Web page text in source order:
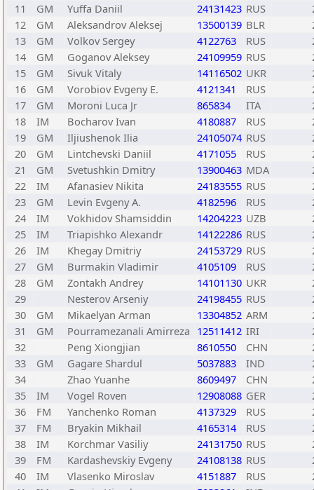
11
GM Yuffa Daniil 24131423 RUS
12
GM Aleksandrov Aleksej 13500139 BLR
13
GM Volkov Sergey 4122763 RUS
14
GM Goganov Aleksey 24109959 RUS
15
GM Sivuk Vitaly 14116502 UKR
16
GM Vorobiov Evgeny E. 4121341 RUS
17
GM Moroni Luca Jr 865834 ITA
18
IM Bocharov Ivan 4180887 RUS
19
GM Iljiushenok Ilia 24105074 RUS
20
GM Lintchevski Daniil 4171055 RUS
21
GM Svetushkin Dmitry 13900463 MDA
22
IM Afanasiev Nikita 24183555 RUS
23
GM Levin Evgeny A. 4182596 RUS
24
IM Vokhidov Shamsiddin 14204223 UZB
25
IM Triapishko Alexandr 14122286 RUS
26
IM Khegay Dmitriy 24153729 RUS
27
GM Burmakin Vladimir 4105109 RUS
28
GM Zontakh Andrey 14101130 UKR
29
Nesterov Arseniy 24198455 RUS
30
GM Mikaelyan Arman 13304852 ARM
31
GM Pourramezanali Amirreza 12511412 IRI
32
Peng Xiongjian 8610550 CHN
33
GM Gagare Shardul 5037883 IND
34
Zhao Yuanhe 8609497 CHN
35
IM Vogel Roven 12908088 GER
36
FM Yanchenko Roman 4137329 RUS
37
FM Bryakin Mikhail 4165314 RUS
38
IM Korchmar Vasiliy 24131750 RUS
39
FM Kardashevskiy Evgeny 24108138 RUS
40
IM Vlasenko Miroslav 4151887 RUS